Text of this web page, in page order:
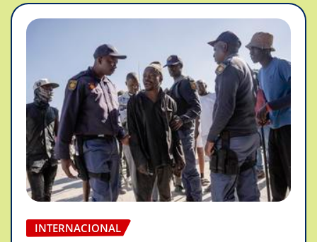
INTERNACIONAL